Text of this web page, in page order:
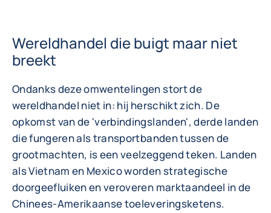
Wereldhandel die buigt maar niet
breekt
Ondanks deze omwentelingen stort de
wereldhandel niet in: hij herschikt zich. De
opkomst van de 'verbindingslanden', derde landen
die fungeren als transportbanden tussen de
grootmachten, is een veelzeggend teken. Landen
als Vietnam en Mexico worden strategische
doorgeefluiken en veroveren marktaandeel in de
Chinees-Amerikaanse toeleveringsketens.